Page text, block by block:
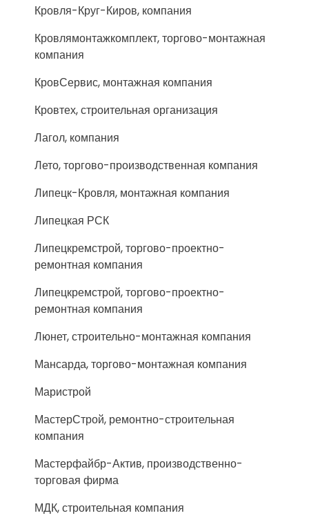
Кровля-Круг-Киров, компания
Кровлямонтажкомплект, торгово-монтажная
компания
КровСервис, монтажная компания
Кровтех, строительная организация
Лагол, компания
Лето, торгово-производственная компания
Липецк-Кровля, монтажная компания
Липецкая РСК
Липецкремстрой, торгово-проектно-
ремонтная компания
Липецкремстрой, торгово-проектно-
ремонтная компания
Люнет, строительно-монтажная компания
Мансарда, торгово-монтажная компания
Маристрой
МастерСтрой, ремонтно-строительная
компания
Мастерфайбр-Актив, производственно-
торговая фирма
МДК, строительная компания